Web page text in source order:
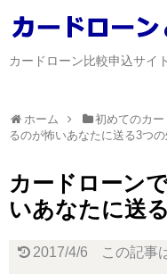
カードローン比較申込サイト
ホーム 初めてのカー
るのが怖いあなたに送る3つ
カードローン
いあなたに送
2017/4/6 この記事